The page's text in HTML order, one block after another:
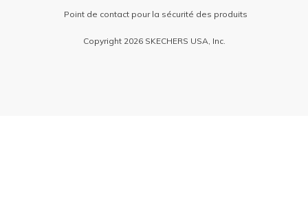
Point de contact pour la sécurité des produits
Copyright 2026 SKECHERS USA, Inc.